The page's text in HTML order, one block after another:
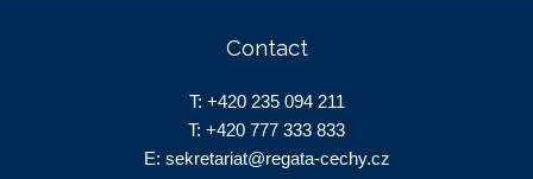
Contact
T: +420 235 094 211
T: +420 777 333 833
E: sekretariat@regata-cechy.cz